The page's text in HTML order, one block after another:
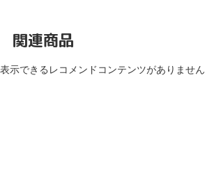
関連商品
表示できるレコメンドコンテンツがありません